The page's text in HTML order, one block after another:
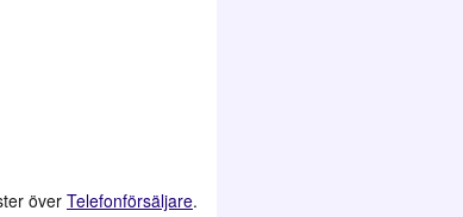
över Telefonförsäljare.